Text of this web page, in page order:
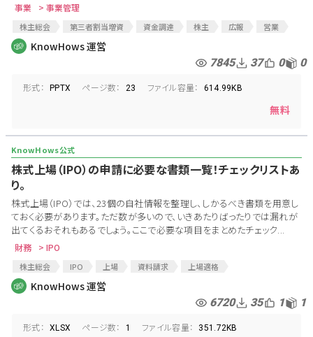
事業 > 事業管理
株主総会 第三者割当増資 資金調達 株主 広報
営業
雛形
プレゼンテーション
役員会
KnowHows 運営
7845 37 0 0
形式： PPTX ページ数： 23 ファイル容量： 614.99KB
無料
株式上場（IPO）の申請に必要な書類一覧！チェックリストあ
り。
株式上場（IPO）では、23個の自社情報を整理し、しかるべき書類を用意し
ておく必要があります。ただ数が多いので、いきあたりばったりでは漏れが
出てくるおそれもあるでしょう。ここで必要な項目をまとめたチェック...
財務 > IPO
株主総会 IPO 上場 資料請求
上場適格
反社会的勢力の排除
業務管理
従業員状況 労務
経理
KnowHows 運営
6720 35 1 1
形式： XLSX ページ数： 1 ファイル容量： 351.72KB